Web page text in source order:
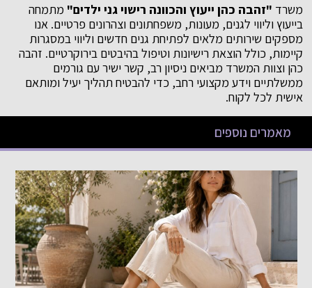
משרד "זהבה כהן ייעוץ והכוונה רישוי גני ילדים" מתמחה
בייעוץ וליווי לגנים, מעונות, משפחתונים וצהרונים פרטיים. אנו
מספקים שירותים מלאים לפתיחת גנים חדשים וליווי במסגרות
קיימות, כולל הוצאת רישיונות וטיפול בהיבטים בירוקרטיים. זהבה
כהן וצוות המשרד מביאים ניסיון רב, קשר ישיר עם גורמים
ממשלתיים וידע מקצועי רחב, כדי להבטיח תהליך יעיל ומותאם
אישית לכל לקוח.
מאמרים נוספים